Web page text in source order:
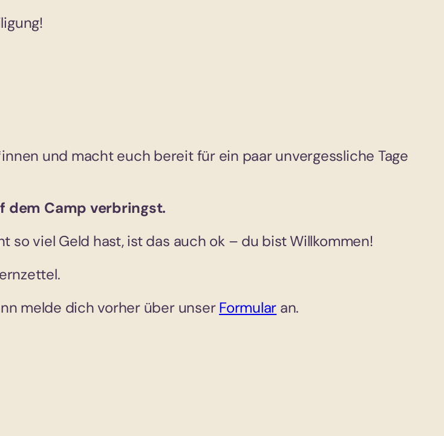
und macht euch bereit für ein paar unvergessliche Tage
dem Camp verbringst.
viel Geld hast, ist das auch ok – du bist Willkommen!
melde dich vorher über unserFormular an.